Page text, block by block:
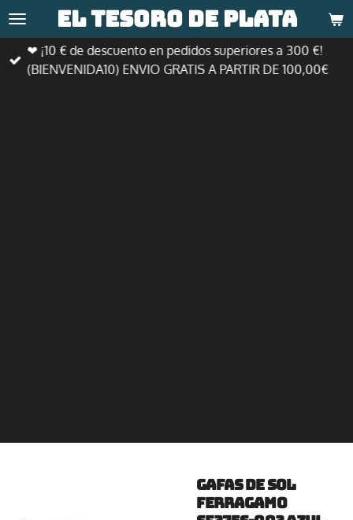
Ir
al
contenido
principal
El tesoro de plata
❤ ¡10 € de descuento en pedidos superiores a 300 €!
(BIENVENIDA10) ENVIO GRATIS A PARTIR DE 100,00€
Gafas de sol
Ferragamo